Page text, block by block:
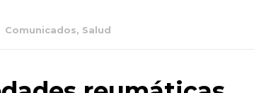
Comunicados, Salud